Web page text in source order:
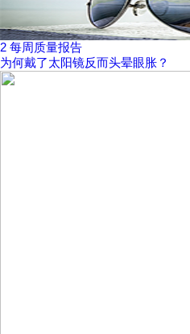
2 每周质量报告
为何戴了太阳镜反而头晕眼胀？